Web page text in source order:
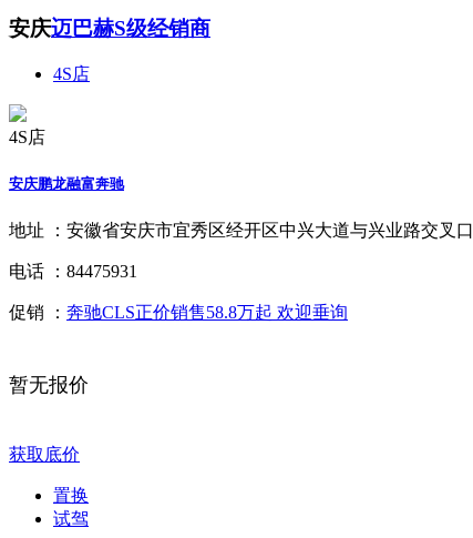
安庆迈巴赫S级经销商
4S店
4S店
安庆鹏龙融富奔驰
地址 ： 安徽省安庆市宜秀区经开区中兴大道与兴业路交叉口
电话 ： 84475931
促销 ： 奔驰CLS正价销售58.8万起 欢迎垂询
暂无报价
获取底价
置换
试驾